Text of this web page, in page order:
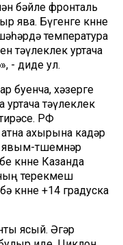
бәйле фронталь
ява. Бүгенге көнне
температура
тәүлеклек уртача
- диде ул.
буенча, хәзерге
тәүлеклек
РФ
ахырына кадәр
явым-төшемнәр
көнне Казанда
терекөмеш
көнне +14 градуска
ясый. Әгәр